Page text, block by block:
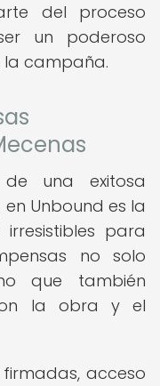
del proceso
un poderoso
campaña.
una exitosa
Unbound es la
para
no solo
que también
la obra y el
firmadas, acceso